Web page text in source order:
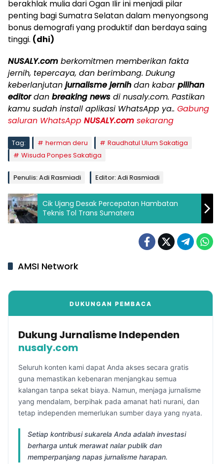
berakhlak mulia dari Ogan Ilir ini menjadi pilar
penting bagi Sumatra Selatan dalam menyongsong
bonus demografi yang produktif dan berdaya saing
tinggi. (dhi)
NUSALY.com berkomitmen memberikan fakta
jernih, tepercaya, dan berimbang. Dukung
keberlanjutan jurnalisme jernih dan kabarpilihan
editordan breaking news di nusaly.com. Pastikan
kamu sudah install aplikasi WhatsApp ya.. Gabung
saluran WhatsApp NUSALY.com sekarang
Tag: herman deru
Raudhatul Ulum Sakatiga
Wisuda Ponpes Sakatiga
Penulis: Adi Rasmiadi Editor: Adi Rasmiadi
Cik Ujang Desak Percepatan Hambatan
Teknis Tol Trans Sumatera
AMSI Network
DUKUNGAN PEMBACA
Dukung Jurnalisme Independen
nusaly.com
Seluruh konten kami dapat Anda akses secara gratis
guna memastikan kebenaran menjangkau semua
kalangan tanpa sekat biaya. Namun, menjaga jurnalisme
yang mendalam, berpihak pada amanat hati nurani, dan
tetap independen memerlukan sumber daya yang nyata.
Setiap kontribusi sukarela Anda adalah investasi
berharga untuk merawat nalar publik dan
memperpanjang napas jurnalisme harapan.